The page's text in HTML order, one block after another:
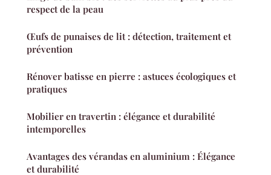
respect de la peau
Œufs de punaises de lit : détection, traitement et
prévention
Rénover batisse en pierre : astuces écologiques et
pratiques
Mobilier en travertin : élégance et durabilité
intemporelles
Avantages des vérandas en aluminium : Élégance
et durabilité